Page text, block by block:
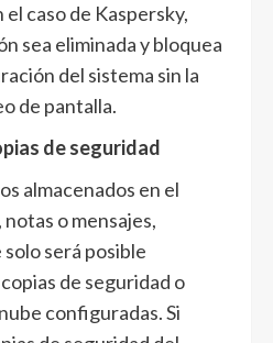
caso de Kaspersky,
sea eliminada y bloquea
del sistema sin la
de pantalla.
de seguridad
almacenados en el
o mensajes,
será posible
de seguridad o
configuradas. Si